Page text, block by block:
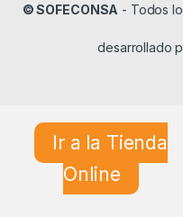
© SOFECONSA - Todos
desarrollado
Ir a la Tienda
Online